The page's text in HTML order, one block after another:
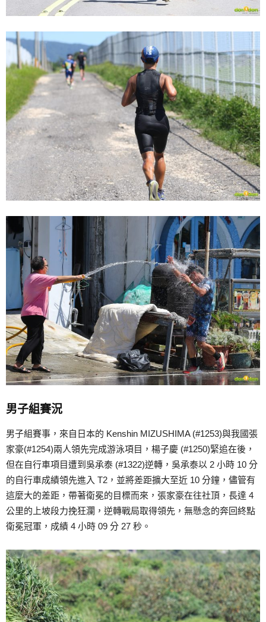
男子組賽況
男子組賽事，來自日本的 Kenshin MIZUSHIMA (#1253)與我國張
家豪(#1254)兩人領先完成游泳項目，楊子慶 (#1250)緊追在後，
但在自行車項目遭到吳承泰 (#1322)逆轉，吳承泰以 2 小時 10 分
的自行車成績領先進入 T2，並將差距擴大至近 10 分鐘，儘管有
這麼大的差距，帶著衛冕的目標而來，張家豪在往社頂，長達 4
公里的上坡段力挽狂瀾，逆轉戰局取得領先，無懸念的奔回終點
衛冕冠軍，成績 4 小時 09 分 27 秒。